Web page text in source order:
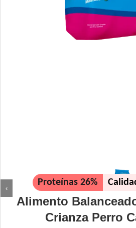
‹
Proteínas 26%
Alimento
Crianza Perro